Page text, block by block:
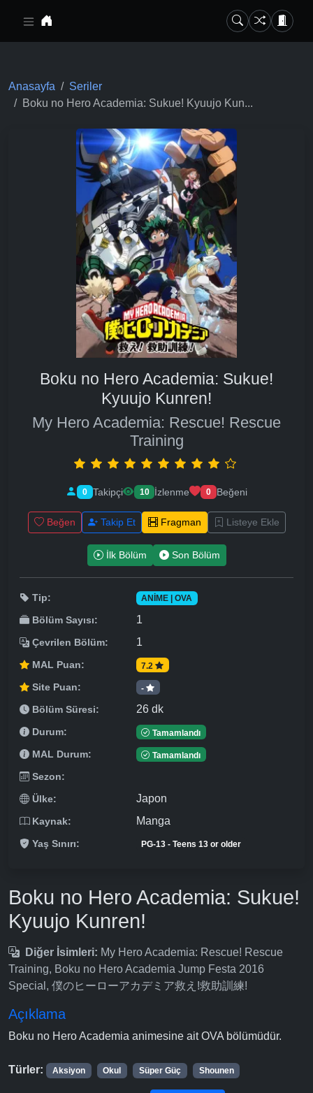
Anasayfa
Seriler
Boku no Hero Academia: Sukue! Kyuujo Kun...
Boku no Hero Academia: Sukue!
Kyuujo Kunren!
My Hero Academia: Rescue! Rescue
Training
0 Takipçi 10 İzlenme 0 Beğeni
Beğen Takip Et Fragman Listeye Ekle
İlk Bölüm Son Bölüm
Tip: ANIME | OVA
Bölüm Sayısı: 1
Çevrilen Bölüm: 1
MAL Puan: 7.2
Site Puan: -
Bölüm Süresi: 26 dk
Durum: Tamamlandı
MAL Durum: Tamamlandı
Sezon:
Ülke:
Japon
Kaynak: Manga
Yaş Sınırı: PG-13 - Teens 13 or older
Boku no Hero Academia: Sukue!
Kyuujo Kunren!
Diğer İsimleri: My Hero Academia: Rescue! Rescue
Training, Boku no Hero Academia Jump Festa 2016
Special, 僕のヒーローアカデミア救え!救助訓練!
Açıklama
Boku no Hero Academia animesine ait OVA bölümüdür.
Türler: Aksiyon Okul Süper Güç Shounen